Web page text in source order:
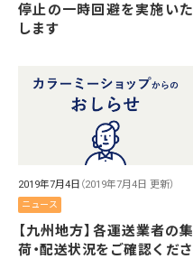
停止の一時回避を実施いた
します
2019年7月4日 （2019年7月4日 更新）
ニュース
【九州地方】各運送業者の集
荷・配送状況をご確認くださ